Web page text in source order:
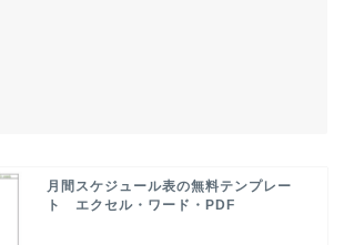
月間スケジュール表の無料テンプレー
ト エクセル・ワード・PDF